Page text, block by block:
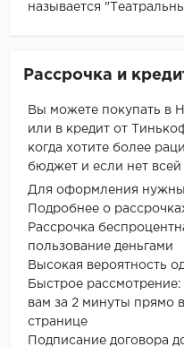
называется
Рассрочка и
Вы можете покупать в
или в кредит от
когда хотите более
бюджет и если нет
Для оформления нужны
Подробнее о
Рассрочка
пользование деньгами
Высокая вероятность
Быстрое
вам за 2 минуты прямо
странице
Подписание договора